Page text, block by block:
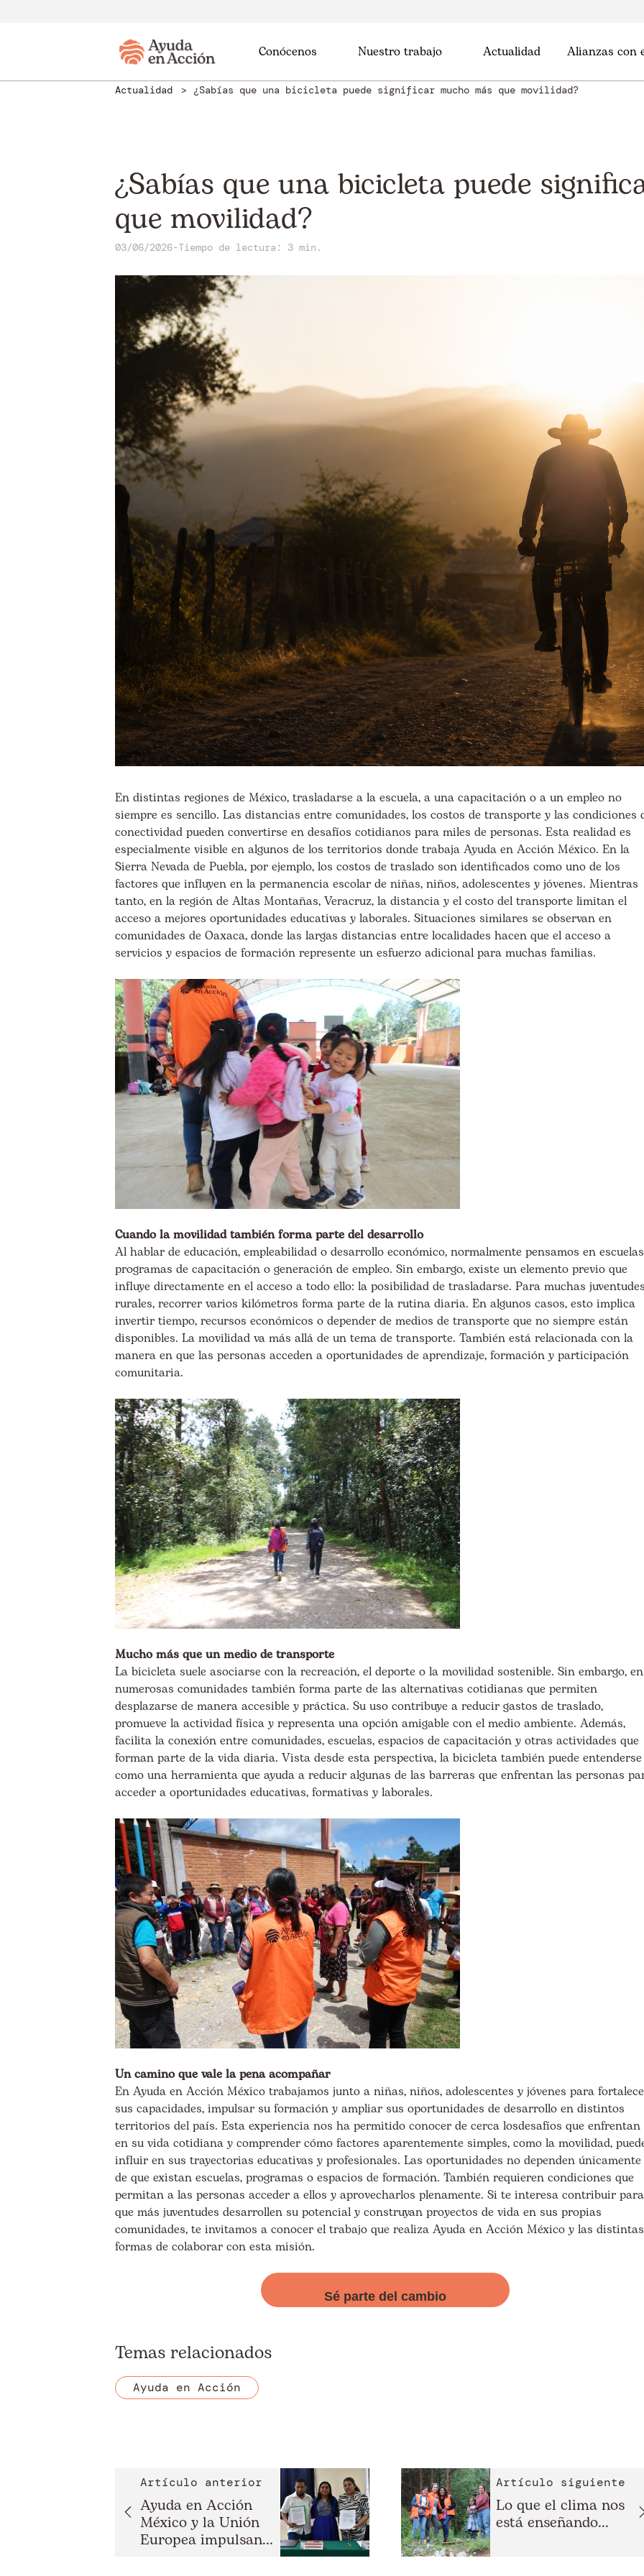
Conócenos Nuestro trabajo Actualidad Alianzas con
Actualidad ¿Sabías que una bicicleta puede significar mucho más que movilidad?
¿Sabías que una bicicleta puede
que movilidad?
03/06/2026-Tiempo de lectura: 3 min.
En distintas regiones de México, trasladarse a la escuela, a una capacitación o a un empleo no
siempre es sencillo. Las distancias entre comunidades, los costos de transporte y las condiciones
conectividad pueden convertirse en desafíos cotidianos para miles de personas. Esta realidad es
especialmente visible en algunos de los territorios donde trabaja Ayuda en Acción México. En la
Sierra Nevada de Puebla, por ejemplo, los costos de traslado son identificados como uno de los
factores que influyen en la permanencia escolar de niñas, niños, adolescentes y jóvenes. Mientras
tanto, en la región de Altas Montañas, Veracruz, la distancia y el costo del transporte limitan el
acceso a mejores oportunidades educativas y laborales. Situaciones similares se observan en
comunidades de Oaxaca, donde las largas distancias entre localidades hacen que el acceso a
servicios y espacios de formación represente un esfuerzo adicional para muchas familias.
Cuando la movilidad también forma parte del desarrollo
Al hablar de educación, empleabilidad o desarrollo económico, normalmente pensamos en
programas de capacitación o generación de empleo. Sin embargo, existe un elemento previo que
influye directamente en el acceso a todo ello: la posibilidad de trasladarse. Para muchas
rurales, recorrer varios kilómetros forma parte de la rutina diaria. En algunos casos, esto implica
invertir tiempo, recursos económicos o depender de medios de transporte que no siempre están
disponibles. La movilidad va más allá de un tema de transporte. También está relacionada con la
manera en que las personas acceden a oportunidades de aprendizaje, formación y participación
comunitaria.
Mucho más que un medio de transporte
La bicicleta suele asociarse con la recreación, el deporte o la movilidad sostenible. Sin embargo, en
numerosas comunidades también forma parte de las alternativas cotidianas que permiten
desplazarse de manera accesible y práctica. Su uso contribuye a reducir gastos de traslado,
promueve la actividad física y representa una opción amigable con el medio ambiente. Además,
facilita la conexión entre comunidades, escuelas, espacios de capacitación y otras actividades que
forman parte de la vida diaria. Vista desde esta perspectiva, la bicicleta también puede entenderse
como una herramienta que ayuda a reducir algunas de las barreras que enfrentan las personas
acceder a oportunidades educativas, formativas y laborales.
Un camino que vale la pena acompañar
En Ayuda en Acción México trabajamos junto a niñas, niños, adolescentes y jóvenes para
sus capacidades, impulsar su formación y ampliar sus oportunidades de desarrollo en distintos
territorios del país. Esta experiencia nos ha permitido conocer de cerca losdesafíos que enfrentan
en su vida cotidiana y comprender cómo factores aparentemente simples, como la movilidad,
influir en sus trayectorias educativas y profesionales. Las oportunidades no dependen únicamente
de que existan escuelas, programas o espacios de formación. También requieren condiciones que
permitan a las personas acceder a ellos y aprovecharlos plenamente. Si te interesa contribuir para
que más juventudes desarrollen su potencial y construyan proyectos de vida en sus propias
comunidades, te invitamos a conocer el trabajo que realiza Ayuda en Acción México y las distintas
formas de colaborar con esta misión.
Sé parte del cambio
Temas relacionados
Ayuda en Acción
Artículo anterior
Ayuda en Acción
México y la Unión
Europea impulsan...
Artículo siguiente
Lo que el clima nos
está enseñando...